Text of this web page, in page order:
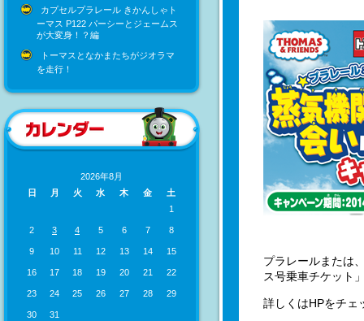
カプセルプラレール きかんしゃト
ーマス P122 パーシーとジェームス
が大変身！？編
トーマスとなかまたちがジオラマ
を走行！
2026年8月
日
月 火 水 木 金
土
1
2 3 4 5 6 7 8
9 10 11 12 13 14 15
16 17 18 19 20 21 22
23 24 25 26 27 28 29
30
31
プラレールまたは
ス号乗車チケット
詳しくはHPをチェ